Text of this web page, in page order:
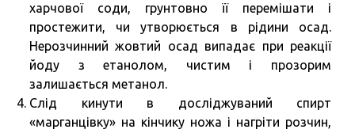
харчової соди, грунтовно її перемішати і
простежити, чи утворюється в рідини осад.
Нерозчинний жовтий осад випадає при реакції
йоду з етанолом, чистим і прозорим
залишається метанол.
Слід кинути в досліджуваний спирт
«марганцівку» на кінчику ножа і нагріти розчин,